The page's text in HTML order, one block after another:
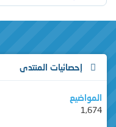
إحصائيات المنتدى
المواضيع
1,674